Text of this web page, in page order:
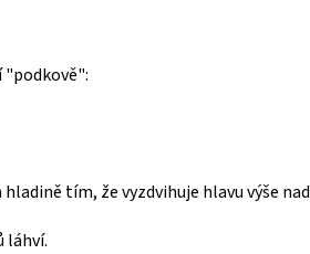
tím, že vyzdvihuje hlavu výše nad
láhví.